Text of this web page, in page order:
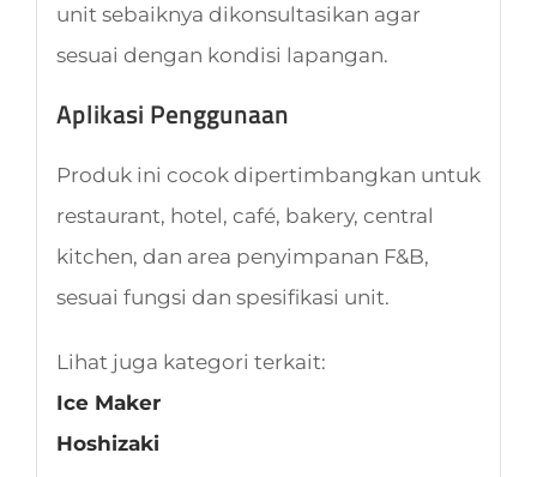
unit sebaiknya dikonsultasikan agar
sesuai dengan kondisi lapangan.
Aplikasi Penggunaan
Produk ini cocok dipertimbangkan untuk
restaurant, hotel, café, bakery, central
kitchen, dan area penyimpanan F&B,
sesuai fungsi dan spesifikasi unit.
Lihat juga kategori terkait:
Ice Maker
Hoshizaki